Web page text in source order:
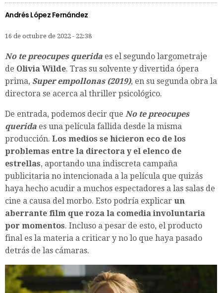
Andrés López Fernández
16 de octubre de 2022 - 22:38
No te preocupes querida es el segundo largometraje
de Olivia Wilde. Tras su solvente y divertida ópera
prima, Super empollonas (2019), en su segunda obra la
directora se acerca al thriller psicológico.
De entrada, podemos decir que No te preocupes
querida es una película fallida desde la misma
producción. Los medios se hicieron eco de los
problemas entre la directora y el elenco de
estrellas, aportando una indiscreta campaña
publicitaria no intencionada a la película que quizás
haya hecho acudir a muchos espectadores a las salas de
cine a causa del morbo. Esto podría explicar un
aberrante film que roza la comedia involuntaria
por momentos. Incluso a pesar de esto, el producto
final es la materia a criticar y no lo que haya pasado
detrás de las cámaras.